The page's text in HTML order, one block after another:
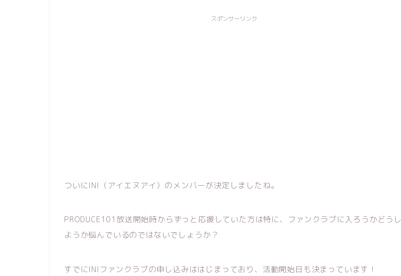
スポンサーリンク
ついにINI（アイエヌアイ）のメンバーが決定しましたね。
PRODUCE101放送開始時からずっと応援していた方は特に、ファンクラブに入ろうかどうし
ようか悩んでいるのではないでしょうか？
すでにINIファンクラブの申し込みははじまっており、活動開始日も決まっています！